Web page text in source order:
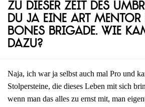
Zu dieser Zeit des
du ja eine Art Mentor
Bones Brigade. Wie
dazu?
Naja, ich war ja selbst auch mal Pro und
Stolpersteine, die dieses Leben mit sich
wenn man das alles zu ernst mit, man